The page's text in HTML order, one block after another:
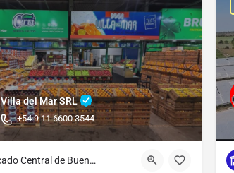
Villa del Mar SRL
+54 9 11 6600 3544
Mercado Central de Buenos Aires